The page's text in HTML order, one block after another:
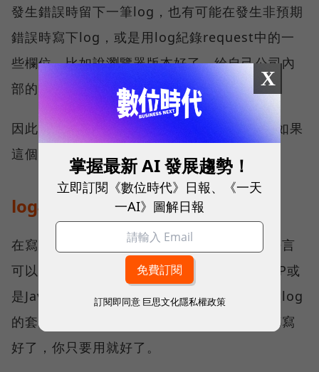
發生錯誤時留下一筆log，也有可能在發生非預期
錯誤時寫下log，或是用log紀錄request中的一
些欄位，比如說瀏覽器版本好了，給自己公司內
部的數據分析系統來使用。
因此log是個十分常見的功能。這也是為什麼如果
這個功能出事了，造成的後果會非常嚴重。
log4j是什麼？
在寫網站後端的程式碼時，會有不同的程式語言
可以選擇，例如說Python、JavaScript、PHP或
是Java等等，而這些程式語言都會有些專門做log
的套件，簡單來說就是有人已經幫你把功能都寫
好了，你只要用就好了。
X
掌握最新 AI 發展趨勢！
立即訂閱《數位時代》日報、《一天
一AI》圖解日報
訂閱即同意 巨思文化隱私權政策